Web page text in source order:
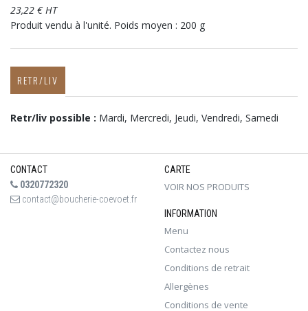
23,22 € HT
Produit vendu à l'unité. Poids moyen : 200 g
RETR/LIV
Retr/liv possible : Mardi, Mercredi, Jeudi, Vendredi, Samedi
CONTACT
0320772320
contact@boucherie-coevoet.fr
CARTE
VOIR NOS PRODUITS
INFORMATION
Menu
Contactez nous
Conditions de retrait
Allergènes
Conditions de vente